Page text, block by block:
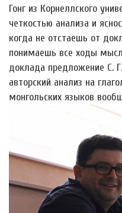
Гонг из Корнеллского
четкостью анализа и
когда не отстаешь от
понимаешь все ходы
доклада предложение С.
авторский анализ на
монгольских языков